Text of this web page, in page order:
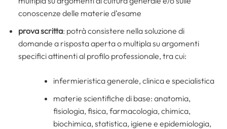
conoscenze delle materie d’esame
prova scritta: potrà consistere nella soluzione di
domande a risposta aperta o multipla su argomenti
specifici attinenti al profilo professionale, tra cui:
infermieristica generale, clinica e specialistica
materie scientifiche di base: anatomia,
fisiologia, fisica, farmacologia, chimica,
biochimica, statistica, igiene e epidemiologia,